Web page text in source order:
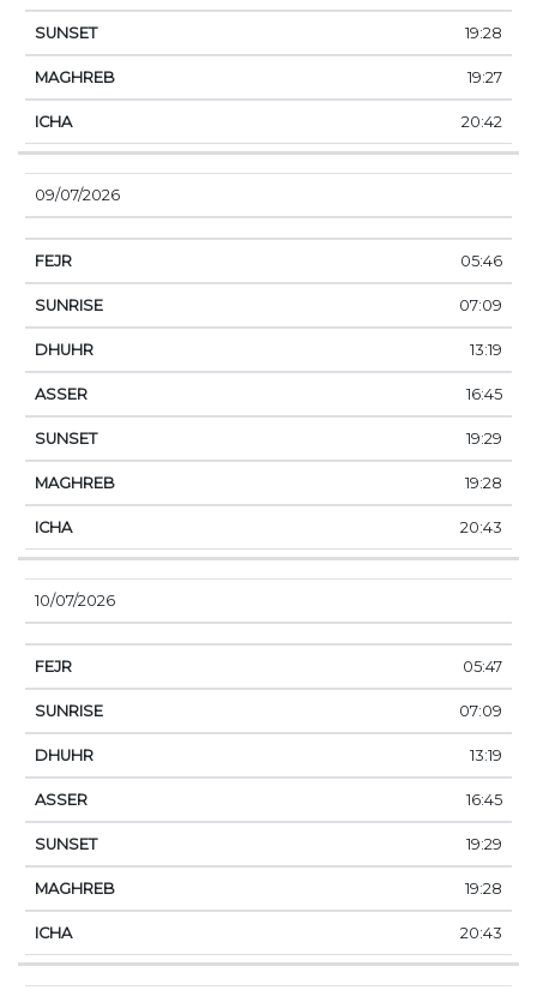
19:28
19:27
20:42
09/07/2026
05:46
07:09
13:19
16:45
19:29
19:28
20:43
10/07/2026
05:47
07:09
13:19
16:45
19:29
19:28
20:43